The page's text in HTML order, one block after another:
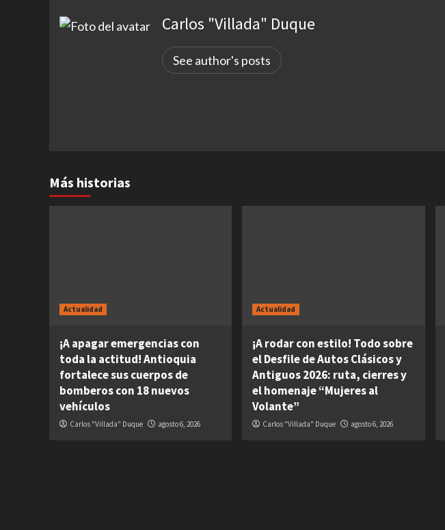
Carlos "Villada" Duque
See author's posts
Más historias
Actualidad
¡A apagar emergencias con
toda la actitud! Antioquia
fortalece sus cuerpos de
bomberos con 18 nuevos
vehículos
Carlos "Villada" Duque agosto 6, 2026
Actualidad
¡A rodar con estilo! Todo sobre
el Desfile de Autos Clásicos y
Antiguos 2026: ruta, cierres y
el homenaje “Mujeres al
Volante”
Carlos "Villada" Duque agosto 6, 2026